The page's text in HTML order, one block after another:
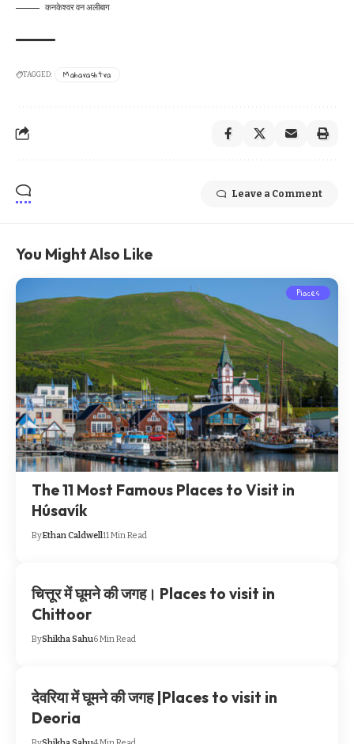
कनकेश्वर वन अलीबाग
TAGGED: Maharashtra
Leave a Comment
You Might Also Like
Places
The 11 Most Famous Places to Visit in
Húsavík
ByEthan Caldwell11 Min Read
चित्तूर में घूमने की जगह। Places to visit in
Chittoor
ByShikha Sahu6 Min Read
देवरिया में घूमने की जगह |Places to visit in
Deoria